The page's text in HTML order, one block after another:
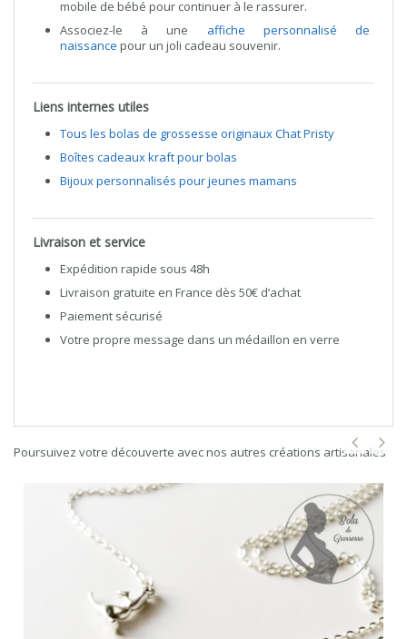
mobile de bébé pour continuer à le rassurer.
Associez-le à une
affiche personnalisé de
naissance pour un joli cadeau souvenir.
Liens internes utiles
Tous les bolas de grossesse originaux Chat Pristy
Boîtes cadeaux kraft pour bolas
Bijoux personnalisés pour jeunes mamans
Livraison et service
Expédition rapide sous 48h
Livraison gratuite en France dès 50€ d’achat
Paiement sécurisé
Votre propre message dans un médaillon en verre
Poursuivez votre découverte avec nos autres créations artisanales